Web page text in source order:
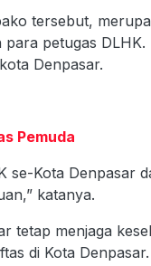
tersebut,
petugas
Denpasar.
Pemuda
se-Kota Denpasar
katanya.
tetap menjaga
di Kota Denpasar.